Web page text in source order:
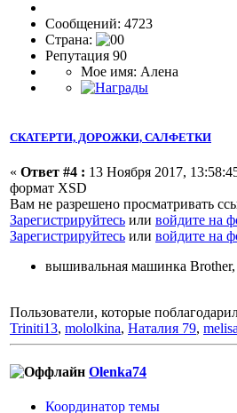
Сообщений: 4723
Страна:
Репутация 90
Мое имя: Алена
СКАТЕРТИ, ДОРОЖКИ, САЛФЕТКИ
« Ответ #4 : 13 Ноября 2017,
формат XSD
Вам не разрешено просматривать
Зарегистрируйтесь или войдите на
Зарегистрируйтесь или войдите на
вышивальная машинка
Пользователи, которые
Triniti13, mololkina, Наталия 79, melisa
Olenka74
Координатор темы